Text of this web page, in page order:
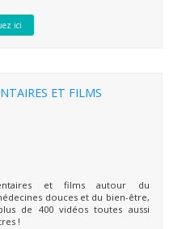
ici
ET FILMS
et films autour du
douces et du bien-être,
de 400 vidéos toutes aussi
!